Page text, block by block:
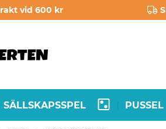
vid 600 kr
SÄLLSKAPSSPEL PUSSEL